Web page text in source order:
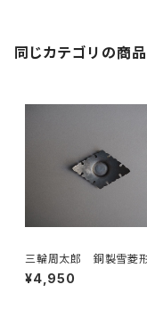
同じカテゴリの商品
三輪周太郎 銅製雪菱
¥4,950